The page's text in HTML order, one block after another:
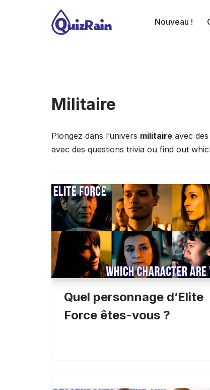
Nouveau !
Militaire
Plongez dans l’univers militaire avec
avec des questions trivia ou find out
Quel personnage d’Elite
Force êtes-vous ?